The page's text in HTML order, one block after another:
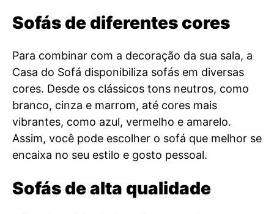
Sofás de diferentes cores
Para combinar com a decoração da sua sala, a
Casa do Sofá disponibiliza sofás em diversas
cores. Desde os clássicos tons neutros, como
branco, cinza e marrom, até cores mais
vibrantes, como azul, vermelho e amarelo.
Assim, você pode escolher o sofá que melhor se
encaixa no seu estilo e gosto pessoal.
Sofás de alta qualidade